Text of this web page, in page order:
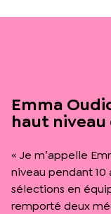
Emma
haut niveau
« Je m’appelle
niveau pendant 10
sélections en
remporté deux